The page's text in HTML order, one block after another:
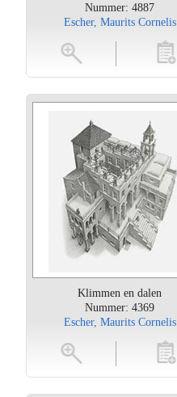
Nummer: 4887
Escher, Maurits Cornelis
toevoegen
Klimmen en dalen
Nummer: 4369
Escher, Maurits Cornelis
toevoegen